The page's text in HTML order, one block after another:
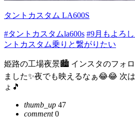
タントカスタム LA600S
#タントカスタムla600s #9月もよろ
ントカスタム乗りと繋がりたい
姫路の工場夜景🏙 インスタのフォ
ました✨夜でも映えるなぁ😂😂 次
ょ🎵
thumb_up 47
comment0